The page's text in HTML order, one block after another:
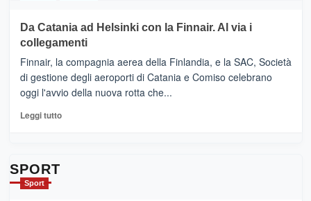
tappe
dell’enoturismo
RANDAZZO
–
Ci
siamo
quasi….
pronti
per
Da Catania ad Helsinki con la Finnair. Al via i
collegamenti
Finnair, la compagnia aerea della Finlandia, e la SAC, Società
di gestione degli aeroporti di Catania e Comiso celebrano
oggi l'avvio della nuova rotta che...
Leggi tuttoLeggi
SPORT
Sport